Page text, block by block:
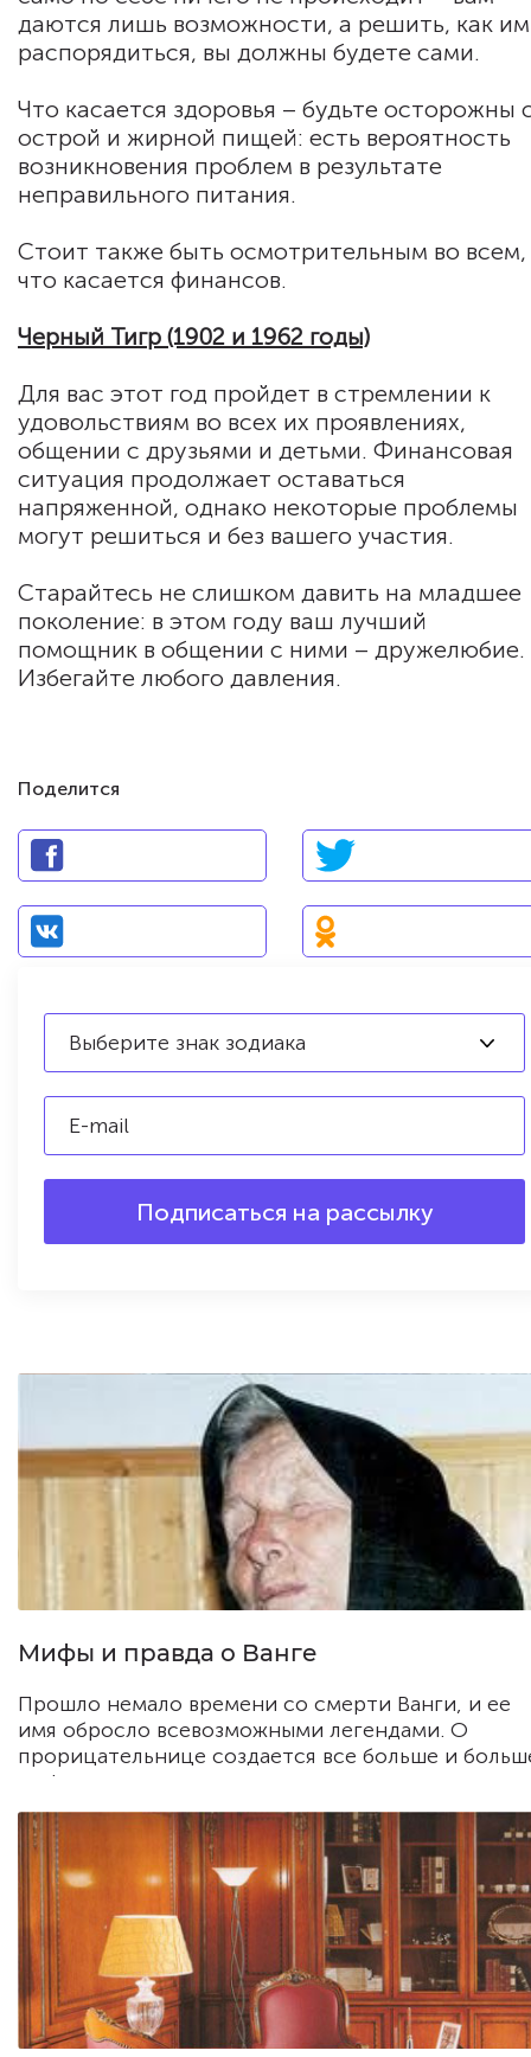
даются лишь возможности, а решить, как
распорядиться, вы должны будете сами.
Что касается здоровья – будьте осторожны
острой и жирной пищей: есть вероятность
возникновения проблем в результате
неправильного питания.
Стоит также быть осмотрительным во всем,
что касается финансов.
Черный Тигр (1902 и 1962 годы)
Для вас этот год пройдет в стремлении к
удовольствиям во всех их проявлениях,
общении с друзьями и детьми. Финансовая
ситуация продолжает оставаться
напряженной, однако некоторые проблемы
могут решиться и без вашего участия.
Старайтесь не слишком давить на младшее
поколение: в этом году ваш лучший
помощник в общении с ними – дружелюбие.
Избегайте любого давления.
Поделится
Выберите знак зодиака
Мифы и правда о Ванге
Прошло немало времени со смерти Ванги, и ее
имя обросло всевозможными легендами. О
прорицательнице создается все больше и
мифов.